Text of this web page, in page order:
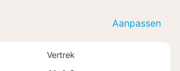
Aanpassen
Vertrek